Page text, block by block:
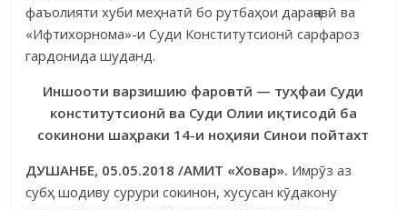
фаъолияти хуби меҳнатӣ бо рутбаҳои дараҷавӣ ва
«Ифтихорнома»-и Суди Конститутсионӣ сарфароз
гардонида шуданд.
Иншооти варзишию фароғатӣ — туҳфаи Суди
конститутсионӣ ва Суди Олии иқтисодӣ ба
сокинони шаҳраки 14-и ноҳияи Синои пойтахт
ДУШАНБЕ, 05.05.2018 /АМИТ «Ховар». Имрӯз аз
субҳ шодиву сурури сокинон, хусусан кӯдакону